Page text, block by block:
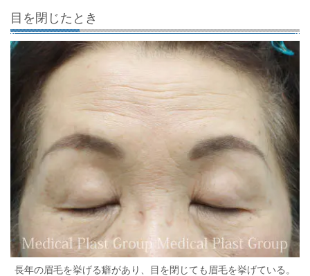
目を閉じたとき
長年の眉毛を挙げる癖があり、目を閉じても眉毛を挙げている。